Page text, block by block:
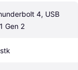
4, USB
Gen 2